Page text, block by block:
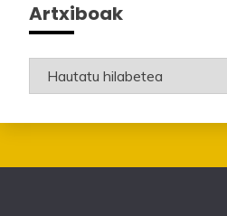
Artxiboak
Artxiboak